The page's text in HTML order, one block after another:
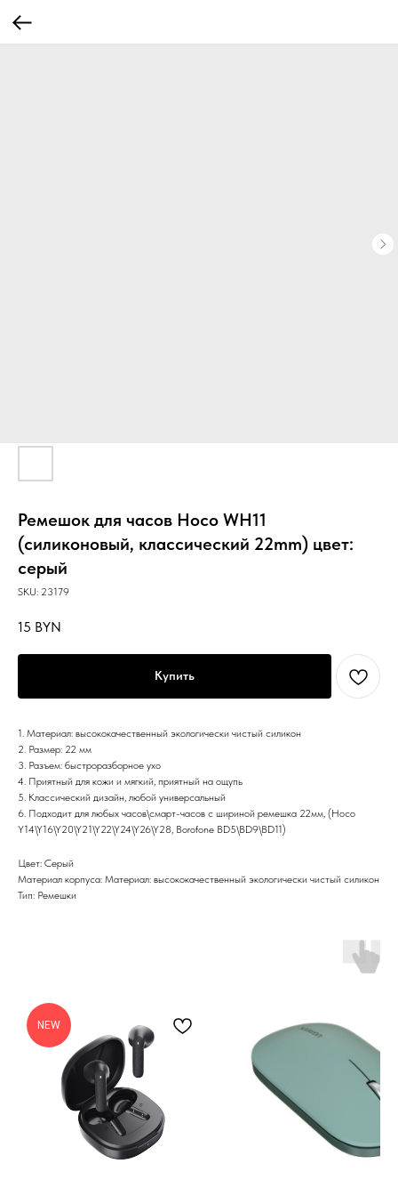
Ремешок для часов Hoco WH11
(силиконовый, классический 22mm) цвет:
серый
SKU: 23179
15 BYN
Купить
1. Материал: высококачественный экологически чистый силикон
2. Размер: 22 мм
3. Разъем: быстроразборное ухо
4. Приятный для кожи и мягкий, приятный на ощупь
5. Классический дизайн, любой универсальный
6. Подходит для любых часов\смарт-часов с шириной ремешка 22мм, (Hoco
Y14\Y16\Y20\Y21\Y22\Y24\Y26\Y28, Borofone BD5\BD9\BD11)
Цвет: Серый
Материал корпуса: Материал: высококачественный экологически чистый силикон
Тип: Ремешки
NEW